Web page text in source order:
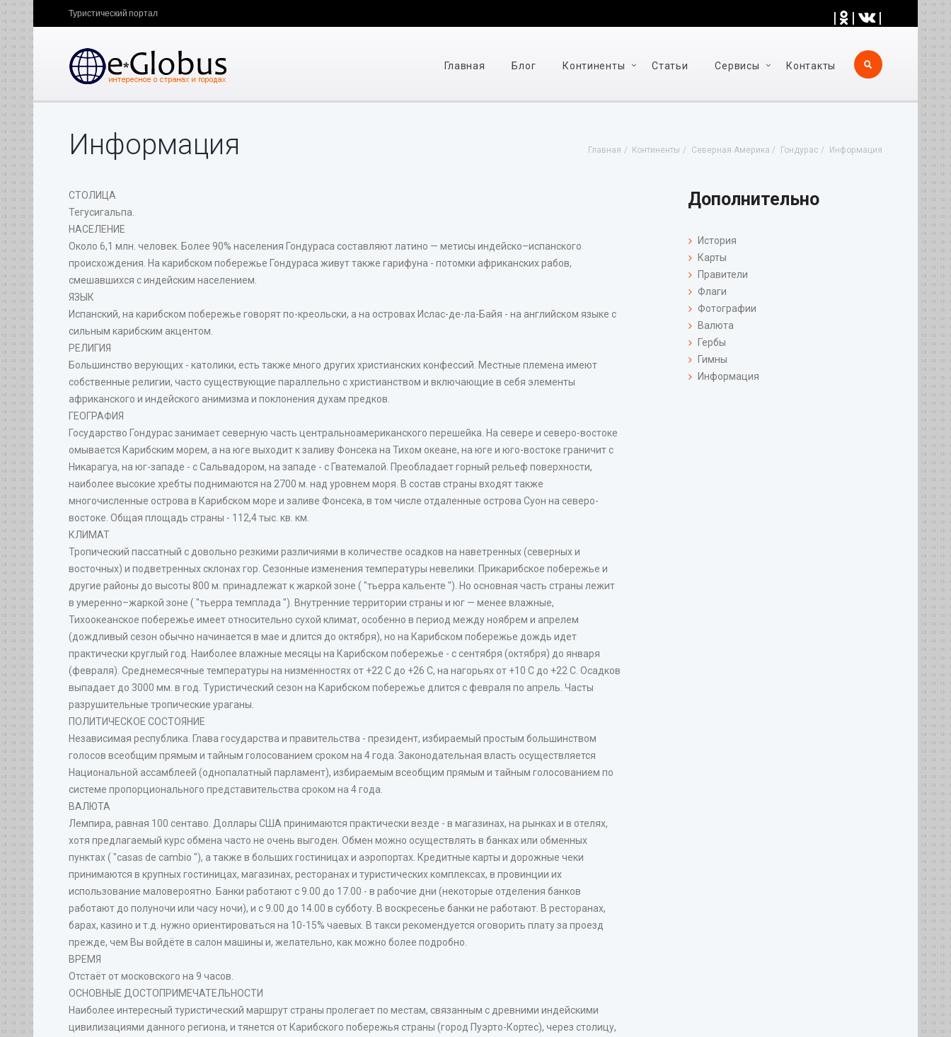
| | |
Туристический портал
Главная Блог Континенты Статьи Cервисы Контакты
Главная Континенты Северная Америка Гондурас Информация
Информация
СТОЛИЦА
Тегусигальпа.
НАСЕЛЕНИЕ
Около 6,1 млн. человек. Более 90% населения Гондураса составляют латино — метисы индейско–испанского
происхождения. На карибском побережье Гондураса живут также гарифуна - потомки африканских рабов,
смешавшихся с индейским населением.
ЯЗЫК
Испанский, на карибском побережье говорят по-креольски, а на островах Ислас-де-ла-Байя - на английском языке с
сильным карибским акцентом.
РЕЛИГИЯ
Большинство верующих - католики, есть также много других христианских конфессий. Местные племена имеют
собственные религии, часто существующие параллельно с христианством и включающие в себя элементы
африканского и индейского анимизма и поклонения духам предков.
ГЕОГРАФИЯ
Государство Гондурас занимает северную часть центральноамериканского перешейка. На севере и северо-востоке
омывается Карибским морем, а на юге выходит к заливу Фонсека на Тихом океане, на юге и юго-востоке граничит с
Никарагуа, на юг-западе - с Сальвадором, на западе - с Гватемалой. Преобладает горный рельеф поверхности,
наиболее высокие хребты поднимаются на 2700 м. над уровнем моря. В состав страны входят также
многочисленные острова в Карибском море и заливе Фонсека, в том числе отдаленные острова Суон на северо-
востоке. Общая площадь страны - 112,4 тыс. кв. км.
КЛИМАТ
Тропический пассатный с довольно резкими различиями в количестве осадков на наветренных (северных и
восточных) и подветренных склонах гор. Сезонные изменения температуры невелики. Прикарибское побережье и
другие районы до высоты 800 м. принадлежат к жаркой зоне ( "тьерра кальенте "). Но основная часть страны лежит
в умеренно–жаркой зоне ( "тьерра темплада "). Внутренние территории страны и юг — менее влажные,
Тихоокеанское побережье имеет относительно сухой климат, особенно в период между ноябрем и апрелем
(дождливый сезон обычно начинается в мае и длится до октября), но на Карибском побережье дождь идет
практически круглый год. Наиболее влажные месяцы на Карибском побережье - с сентября (октября) до января
(февраля). Среднемесячные температуры на низменностях от +22 С до +26 С, на нагорьях от +10 С до +22 С. Осадков
выпадает до 3000 мм. в год. Туристический сезон на Карибском побережье длится с февраля по апрель. Часты
разрушительные тропические ураганы.
ПОЛИТИЧЕСКОЕ СОСТОЯНИЕ
Независимая республика. Глава государства и правительства - президент, избираемый простым большинством
голосов всеобщим прямым и тайным голосованием сроком на 4 года. Законодательная власть осуществляется
Национальной ассамблеей (однопалатный парламент), избираемым всеобщим прямым и тайным голосованием по
системе пропорционального представительства сроком на 4 года.
ВАЛЮТА
Лемпира, равная 100 сентаво. Доллары США принимаются практически везде - в магазинах, на рынках и в отелях,
хотя предлагаемый курс обмена часто не очень выгоден. Обмен можно осуществлять в банках или обменных
пунктах ( "casas de cambio "), а также в больших гостиницах и аэропортах. Кредитные карты и дорожные чеки
принимаются в крупных гостиницах, магазинах, ресторанах и туристических комплексах, в провинции их
использование маловероятно. Банки работают с 9.00 до 17.00 - в рабочие дни (некоторые отделения банков
работают до полуночи или часу ночи), и с 9.00 до 14.00 в субботу. В воскресенье банки не работают. В ресторанах,
барах, казино и т.д. нужно ориентироваться на 10-15% чаевых. В такси рекомендуется оговорить плату за проезд
прежде, чем Вы войдёте в салон машины и, желательно, как можно более подробно.
ВРЕМЯ
Отстаёт от московского на 9 часов.
ОСНОВНЫЕ ДОСТОПРИМЕЧАТЕЛЬНОСТИ
Наиболее интересный туристический маршрут страны пролегает по местам, связанным с древними индейскими
цивилизациями данного региона, и тянется от Карибского побережья страны (город Пуэрто-Кортес), через столицу,
Дополнительно
История
Карты
Правители
Флаги
Фотографии
Валюта
Гербы
Гимны
Информация